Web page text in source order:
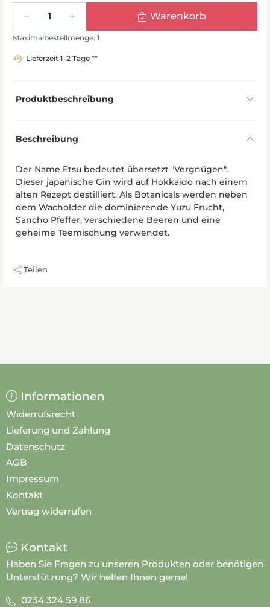
Warenkorb
Maximalbestellmenge: 1
Lieferzeit 1-2 Tage **
Produktbeschreibung
Beschreibung
Der Name Etsu bedeutet übersetzt "Vergnügen".
Dieser japanische Gin wird auf Hokkaido nach einem
alten Rezept destilliert. Als Botanicals werden neben
dem Wacholder die dominierende Yuzu Frucht,
Sancho Pfeffer, verschiedene Beeren und eine
geheime Teemischung verwendet.
Teilen
Informationen
Widerrufsrecht
Lieferung und Zahlung
Datenschutz
AGB
Impressum
Kontakt
Vertrag widerrufen
Kontakt
Haben Sie Fragen zu unseren Produkten oder benötigen
Unterstützung? Wir helfen Ihnen gerne!
0234 324 59 86